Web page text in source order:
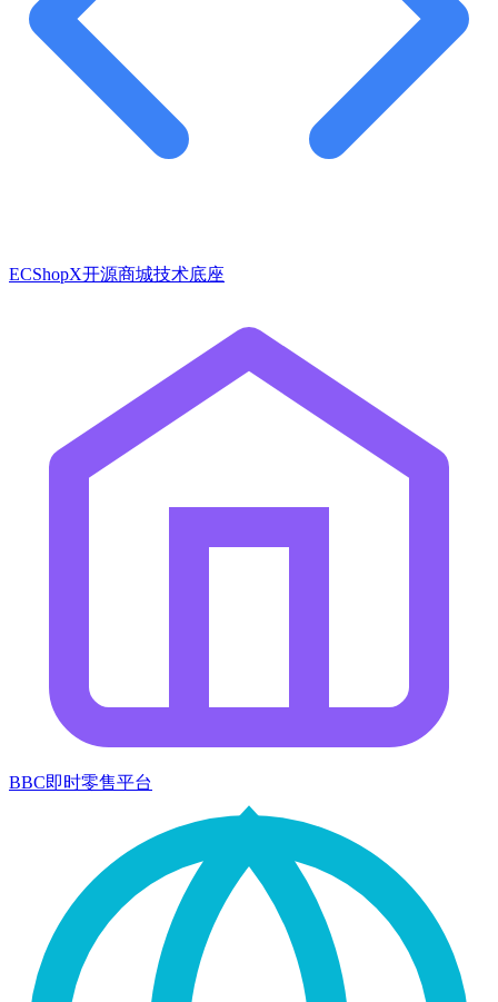
ECShopX开源商城技术底座
BBC即时零售平台